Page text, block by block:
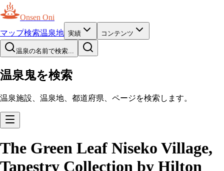
Onsen Oni
マップ検索温泉地 実績 コンテンツ
温泉の名前で検索...
温泉鬼を検索
温泉施設、温泉地、都道府県、ページを検索します。
The Green Leaf Niseko Village,
Tapestry Collection by Hilton